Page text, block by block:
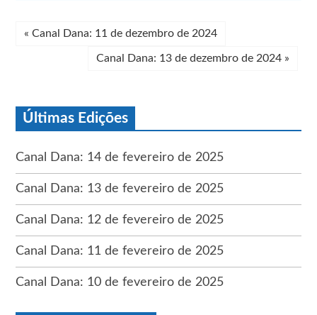
« Canal Dana: 11 de dezembro de 2024
Canal Dana: 13 de dezembro de 2024 »
Últimas Edições
Canal Dana: 14 de fevereiro de 2025
Canal Dana: 13 de fevereiro de 2025
Canal Dana: 12 de fevereiro de 2025
Canal Dana: 11 de fevereiro de 2025
Canal Dana: 10 de fevereiro de 2025